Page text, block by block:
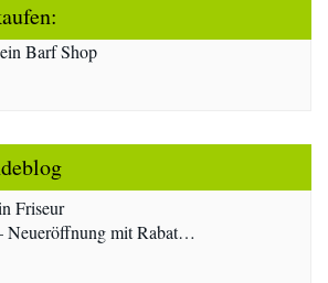
Neueröffnung mit Rabat…